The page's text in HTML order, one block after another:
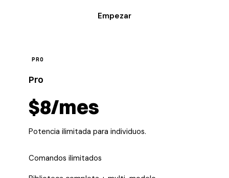
Empezar
PRO
Pro
$8/mes
Potencia ilimitada para individuos.
Comandos ilimitados